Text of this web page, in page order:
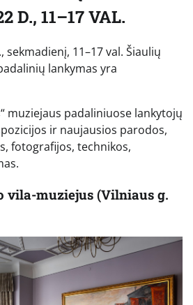
D., 11–17 VAL.
sekmadienį, 11–17 val. Šiaulių
lankymas yra
muziejaus padaliniuose lankytojų
ir naujausios parodos,
fotografijos, technikos,
vila-muziejus (Vilniaus g.